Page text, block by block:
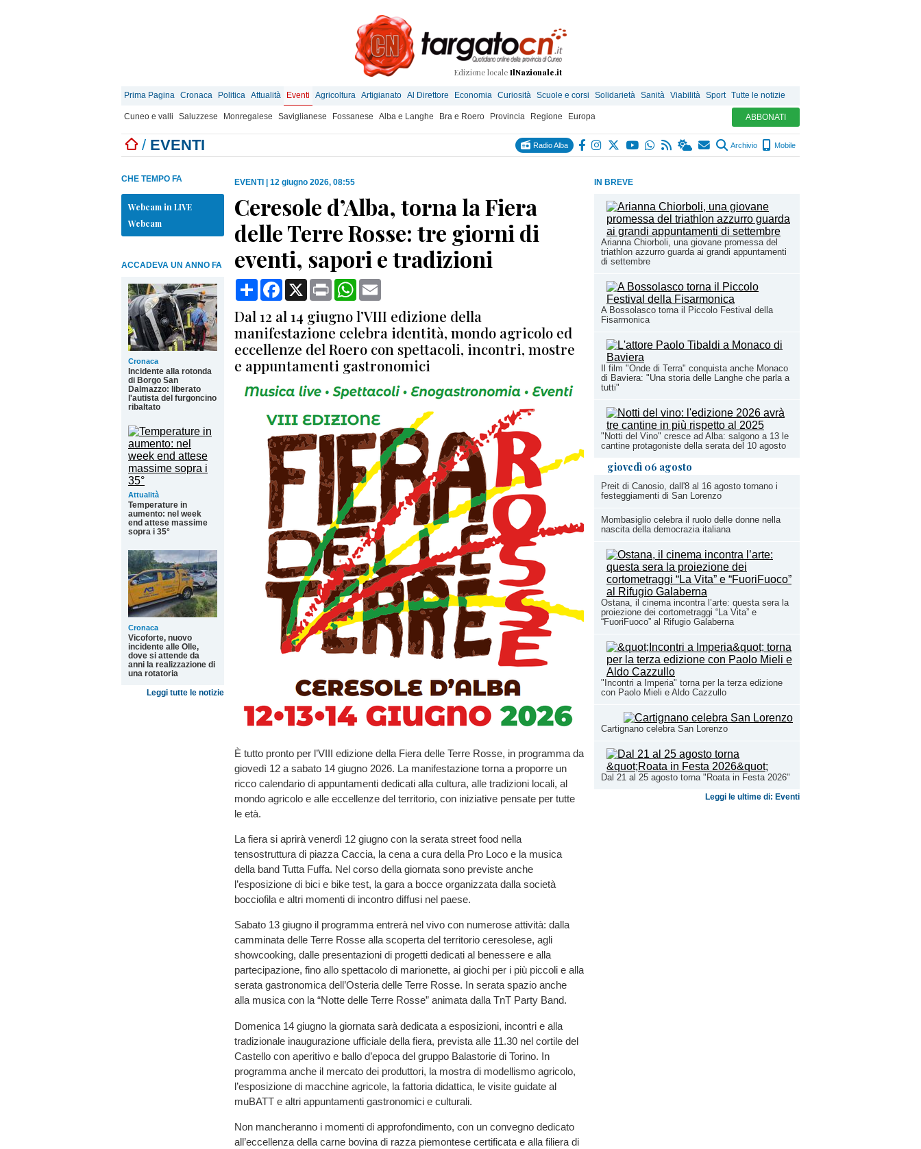
Edizione locale IlNazionale.it
Prima Pagina Cronaca Politica Attualità Eventi Agricoltura Artigianato Al Direttore Economia Curiosità Scuole e corsi Solidarietà Sanità Viabilità Sport Tutte le notizie
Cuneo e valli Saluzzese Monregalese Saviglianese Fossanese Alba e Langhe Bra e Roero Provincia Regione Europa ABBONATI
/ EVENTI Radio Alba Archivio Mobile
IN BREVE
Arianna Chiorboli, una giovane promessa del
triathlon azzurro guarda ai grandi appuntamenti
di settembre
A Bossolasco torna il Piccolo Festival della
Fisarmonica
Il film "Onde di Terra" conquista anche Monaco
di Baviera: "Una storia delle Langhe che parla a
tutti"
"Notti del Vino" cresce ad Alba: salgono a 13 le
cantine protagoniste della serata del 10 agosto
giovedì 06 agosto
Preit di Canosio, dall'8 al 16 agosto tornano i
festeggiamenti di San Lorenzo
Mombasiglio celebra il ruolo delle donne nella
nascita della democrazia italiana
Ostana, il cinema incontra l’arte: questa sera la
proiezione dei cortometraggi “La Vita” e
“FuoriFuoco” al Rifugio Galaberna
"Incontri a Imperia" torna per la terza edizione
con Paolo Mieli e Aldo Cazzullo
Cartignano celebra San Lorenzo
Dal 21 al 25 agosto torna "Roata in Festa 2026"
Leggi le ultime di: Eventi
CHE TEMPO FA
Webcam in LIVE
Webcam
ACCADEVA UN ANNO FA
Cronaca
Incidente alla rotonda
di Borgo San
Dalmazzo: liberato
l'autista del furgoncino
ribaltato
Attualità
Temperature in
aumento: nel week
end attese massime
sopra i 35°
Cronaca
Vicoforte, nuovo
incidente alle Olle,
dove si attende da
anni la realizzazione di
una rotatoria
Leggi tutte le notizie
EVENTI 12 giugno 2026, 08:55
Ceresole d’Alba, torna la Fiera
delle Terre Rosse: tre giorni di
eventi, sapori e tradizioni
CondividiFacebook
X Print WhatsApp
Dal 12 al 14 giugno l’VIII edizione della
manifestazione celebra identità, mondo agricolo ed
eccellenze del Roero con spettacoli, incontri, mostre
e appuntamenti gastronomici
È tutto pronto per l’VIII edizione della Fiera delle Terre Rosse, in programma da
giovedì 12 a sabato 14 giugno 2026. La manifestazione torna a proporre un
ricco calendario di appuntamenti dedicati alla cultura, alle tradizioni locali, al
mondo agricolo e alle eccellenze del territorio, con iniziative pensate per tutte
le età.
La fiera si aprirà venerdì 12 giugno con la serata street food nella
tensostruttura di piazza Caccia, la cena a cura della Pro Loco e la musica
della band Tutta Fuffa. Nel corso della giornata sono previste anche
l’esposizione di bici e bike test, la gara a bocce organizzata dalla società
bocciofila e altri momenti di incontro diffusi nel paese.
Sabato 13 giugno il programma entrerà nel vivo con numerose attività: dalla
camminata delle Terre Rosse alla scoperta del territorio ceresolese, agli
showcooking, dalle presentazioni di progetti dedicati al benessere e alla
partecipazione, fino allo spettacolo di marionette, ai giochi per i più piccoli e alla
serata gastronomica dell’Osteria delle Terre Rosse. In serata spazio anche
alla musica con la “Notte delle Terre Rosse” animata dalla TnT Party Band.
Domenica 14 giugno la giornata sarà dedicata a esposizioni, incontri e alla
tradizionale inaugurazione ufficiale della fiera, prevista alle 11.30 nel cortile del
Castello con aperitivo e ballo d’epoca del gruppo Balastorie di Torino. In
programma anche il mercato dei produttori, la mostra di modellismo agricolo,
l’esposizione di macchine agricole, la fattoria didattica, le visite guidate al
muBATT e altri appuntamenti gastronomici e culturali.
Non mancheranno i momenti di approfondimento, con un convegno dedicato
all’eccellenza della carne bovina di razza piemontese certificata e alla filiera di